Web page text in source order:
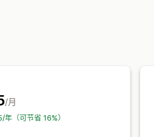
/月
（可节省 16%）